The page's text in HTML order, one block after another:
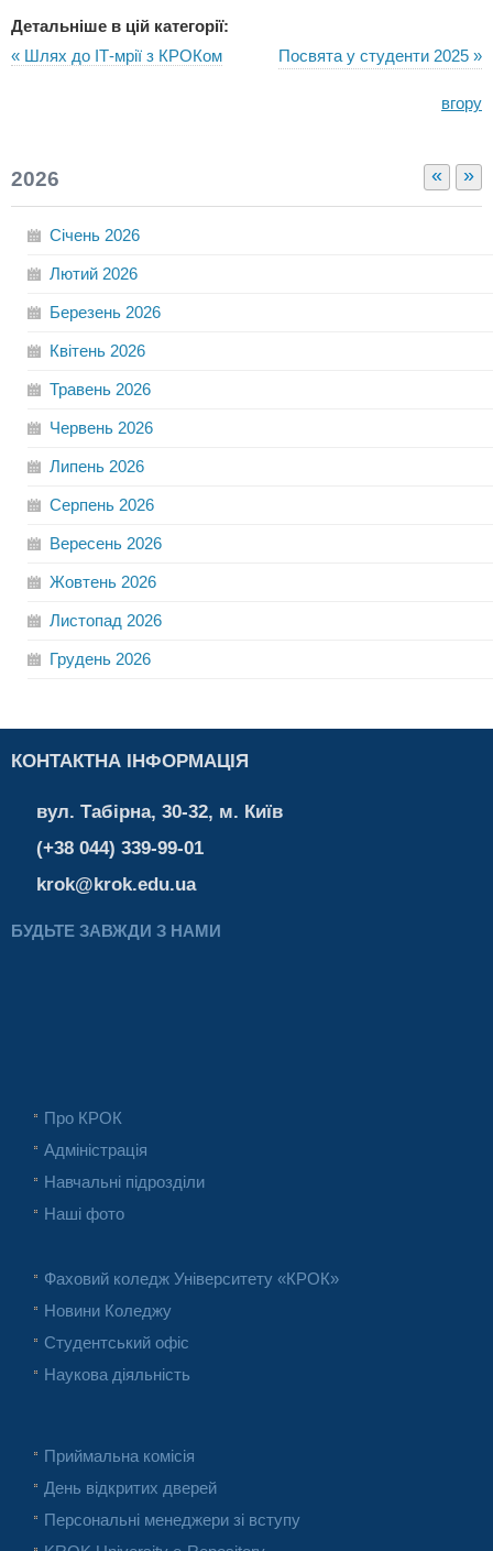
Детальніше в цій категорії:
« Шлях до ІТ-мрії з КРОКом
Посвята у студенти 2025 »
вгору
« »
2026
Січень 2026
Лютий 2026
Березень 2026
Квітень 2026
Травень 2026
Червень 2026
Липень 2026
Серпень 2026
Вересень 2026
Жовтень 2026
Листопад 2026
Грудень 2026
КОНТАКТНА ІНФОРМАЦІЯ
вул. Табірна, 30-32, м. Київ
(+38 044) 339-99-01
krok@krok.edu.ua
БУДЬТЕ ЗАВЖДИ З НАМИ
Про КРОК
Адміністрація
Навчальні підрозділи
Наші фото
Фаховий коледж Університету «КРОК»
Новини Коледжу
Студентський офіс
Наукова діяльність
Приймальна комісія
День відкритих дверей
Персональні менеджери зі вступу